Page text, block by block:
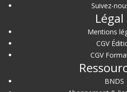
Suivez-
Légal
Mentions
CGV
CGV
BNDS